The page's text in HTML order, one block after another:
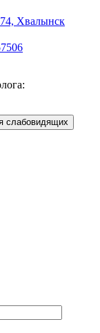
Хвалынск
слабовидящих